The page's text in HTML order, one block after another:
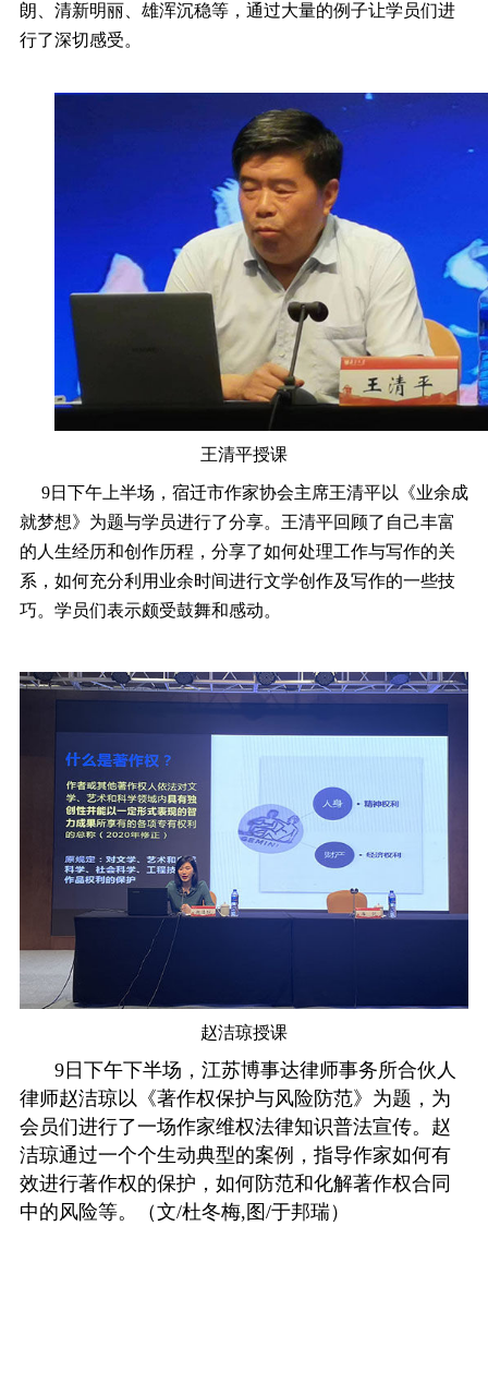
朗、清新明丽、雄浑沉稳等，通过大量的例子让学员们进
行了深切感受。
王清平授课
9日下午上半场，宿迁市作家协会主席王清平以《业余成
就梦想》为题与学员进行了分享。王清平回顾了自己丰富
的人生经历和创作历程，分享了如何处理工作与写作的关
系，如何充分利用业余时间进行文学创作及写作的一些技
巧。学员们表示颇受鼓舞和感动。
赵洁琼授课
9日下午下半场，江苏博事达律师事务所合伙人
律师赵洁琼以《著作权保护与风险防范》为题，为
会员们进行了一场作家维权法律知识普法宣传。赵
洁琼通过一个个生动典型的案例，指导作家如何有
效进行著作权的保护，如何防范和化解著作权合同
中的风险等。（文/杜冬梅, 图 /于邦瑞）